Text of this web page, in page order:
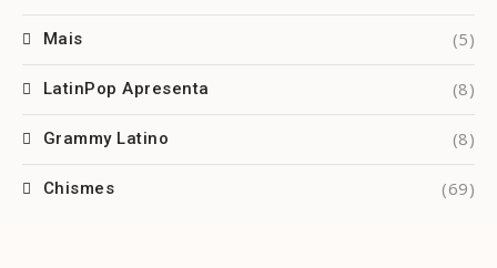
Mais (5)
LatinPop Apresenta (8)
Grammy Latino (8)
Chismes (69)